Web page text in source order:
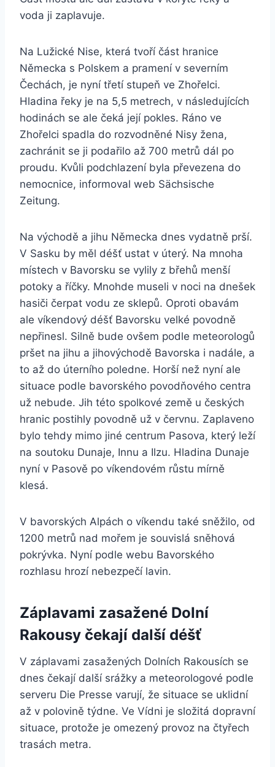
voda ji zaplavuje.
Na Lužické Nise, která tvoří část hranice
Německa s Polskem a pramení v severním
Čechách, je nyní třetí stupeň ve Zhořelci.
Hladina řeky je na 5,5 metrech, v následujících
hodinách se ale čeká její pokles. Ráno ve
Zhořelci spadla do rozvodněné Nisy žena,
zachránit se ji podařilo až 700 metrů dál po
proudu. Kvůli podchlazení byla převezena do
nemocnice, informoval web Sächsische
Zeitung.
Na východě a jihu Německa dnes vydatně prší.
V Sasku by měl déšť ustat v úterý. Na mnoha
místech v Bavorsku se vylily z břehů menší
potoky a říčky. Mnohde museli v noci na dnešek
hasiči čerpat vodu ze sklepů. Oproti obavám
ale víkendový déšť Bavorsku velké povodně
nepřinesl. Silně bude ovšem podle meteorologů
pršet na jihu a jihovýchodě Bavorska i nadále, a
to až do úterního poledne. Horší než nyní ale
situace podle bavorského povodňového centra
už nebude. Jih této spolkové země u českých
hranic postihly povodně už v červnu. Zaplaveno
bylo tehdy mimo jiné centrum Pasova, který leží
na soutoku Dunaje, Innu a Ilzu. Hladina Dunaje
nyní v Pasově po víkendovém růstu mírně
klesá.
V bavorských Alpách o víkendu také sněžilo, od
1200 metrů nad mořem je souvislá sněhová
pokrývka. Nyní podle webu Bavorského
rozhlasu hrozí nebezpečí lavin.
Záplavami zasažené Dolní
Rakousy čekají další déšť
V záplavami zasažených Dolních Rakousích se
dnes čekají další srážky a meteorologové podle
serveru Die Presse varují, že situace se uklidní
až v polovině týdne. Ve Vídni je složitá dopravní
situace, protože je omezený provoz na čtyřech
trasách metra.